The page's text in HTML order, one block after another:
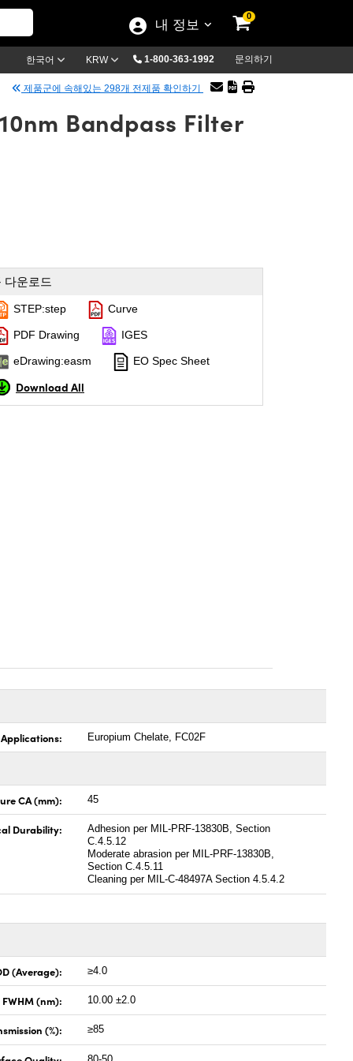
내 정보
0
한국어 KRW 1-800-363-1992 문의하기
제품군에 속해있는 298개 전제품 확인하기
Bandpass Filter
다운로드
STEP:step Curve
PDF Drawing IGES
eDrawing:easm EO Spec Sheet
Download All
Europium Chelate, FC02F
CA (mm): 45
Durability:
Adhesion per MIL-PRF-13830B, Section
C.4.5.12
Moderate abrasion per MIL-PRF-13830B,
Section C.4.5.11
Cleaning per MIL-C-48497A Section 4.5.4.2
(Average): ≥4.0
(nm): 10.00 ±2.0
(%): ≥85